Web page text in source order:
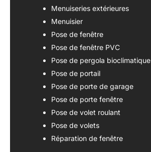
Menuiseries extérieures
Menuisier
Pose de fenêtre
Pose de fenêtre PVC
Pose de pergola bioclimatique
Pose de portail
Pose de porte de garage
Pose de porte fenêtre
Pose de volet roulant
Pose de volets
Réparation de fenêtre